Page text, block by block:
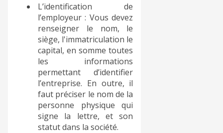
L’identification de
l’employeur : Vous devez
renseigner le nom, le
siège, l'immatriculation le
capital, en somme toutes
les informations
permettant d’identifier
l’entreprise. En outre, il
faut préciser le nom de la
personne physique qui
signe la lettre, et son
statut dans la société.